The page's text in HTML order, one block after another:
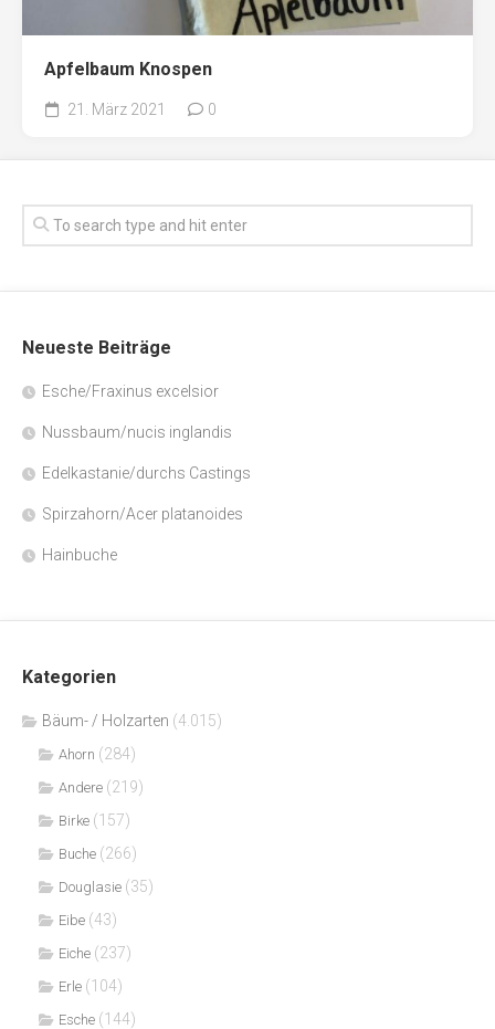
Apfelbaum Knospen
21. März 2021 0
Neueste Beiträge
Esche/Fraxinus excelsior
Nussbaum/nucis inglandis
Edelkastanie/durchs Castings
Spirzahorn/Acer platanoides
Hainbuche
Kategorien
Bäum- / Holzarten (4.015)
Ahorn (284)
Andere (219)
Birke (157)
Buche (266)
Douglasie (35)
Eibe (43)
Eiche (237)
Erle (104)
Esche (144)